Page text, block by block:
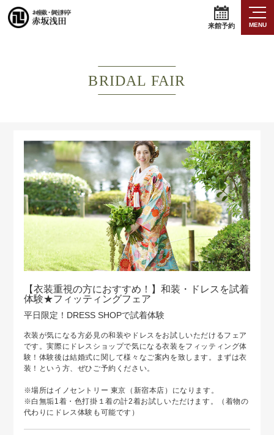
来館予約 MENU
BRIDAL FAIR
【衣装重視の方におすすめ！】和装・ドレスを試着
体験★フィッティングフェア
平日限定！DRESS SHOPで試着体験
衣装が気になる方必見の和装やドレスをお試しいただけるフェア
です。実際にドレスショップで気になる衣装をフィッティング体
験！体験後は結婚式に関して様々なご案内を致します。まずは衣
装！という方、ぜひご予約ください。
※場所はイノセントリー 東京（新宿本店）になります。
※白無垢1着・色打掛１着の計2着お試しいただけます。（着物の
代わりにドレス体験も可能です）